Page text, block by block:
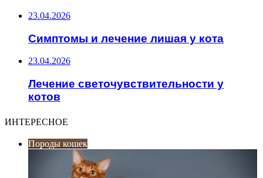
23.04.2026
Симптомы и лечение лишая у кота
23.04.2026
Лечение светочувствительности у
котов
ИНТЕРЕСНОЕ
Породы кошек